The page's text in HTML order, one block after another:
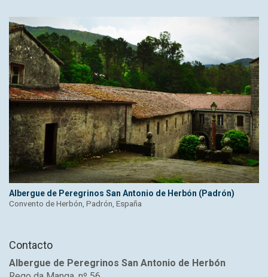
Albergue de Peregrinos San Antonio de Herbón (Padrón)
Convento de Herbón, Padrón, España
Contacto
Albergue de Peregrinos San Antonio de Herbón